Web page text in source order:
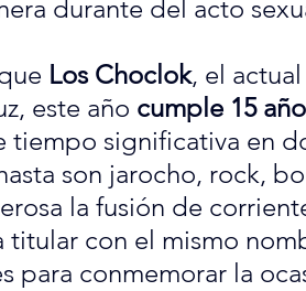
durante del acto
Los Choclok, el
este año cumple 15
significativa en
son jarocho, rock,
la fusión de
con el mismo
para conmemorar la